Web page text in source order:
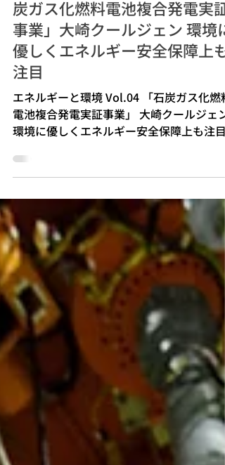
ENERGY FRONTLINE | エネフロ
| エネルギーと環境Vol.04 「石
炭ガス化燃料電池複合発電実証
事業」大崎クールジェン 環境に
優しくエネルギー安全保障上も
注目
電池複合発電実証事業」 大崎クールジェン
環境に優しくエネルギー安全保障上も注目